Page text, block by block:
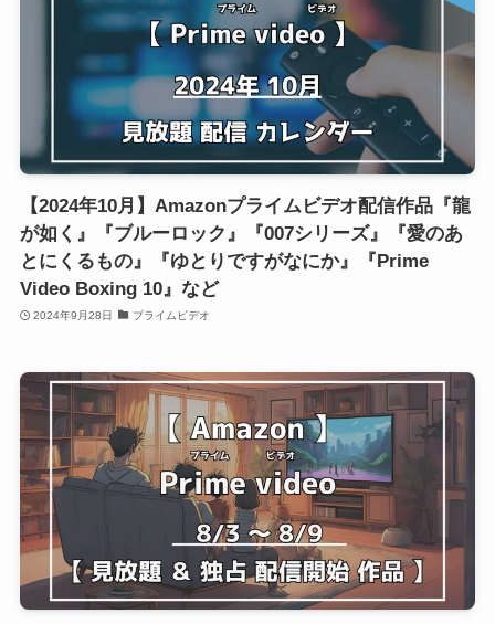
【2024年10月】Amazonプライムビデオ配信作品『龍
が如く』『ブルーロック』『007シリーズ』『愛のあ
とにくるもの』『ゆとりですがなにか』『Prime
Video Boxing 10』など
2024年9月28日 プライムビデオ